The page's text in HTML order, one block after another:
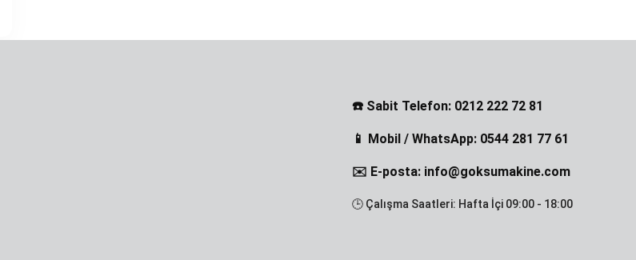
☎️ Sabit Telefon: 0212 222 72 81
📱 Mobil / WhatsApp: 0544 281 77 61
✉️ E-posta: info@goksumakine.com
🕒 Çalışma Saatleri: Hafta İçi 09:00 - 18:00